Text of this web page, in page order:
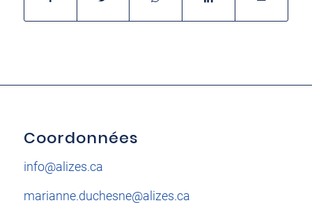
Coordonnées
info@alizes.ca
marianne.duchesne@alizes.ca